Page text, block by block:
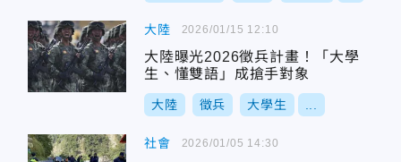
大陸
大陸曝光2026徵兵計畫！「大學
生、懂雙語」成搶手對象
大陸 徵兵 大學生
2026/01/15 12:10
社會 2026/01/05 14:30